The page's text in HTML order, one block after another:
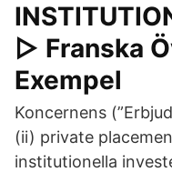
▷ Franska
Exempel
Koncernens
(ii) private
institutionella